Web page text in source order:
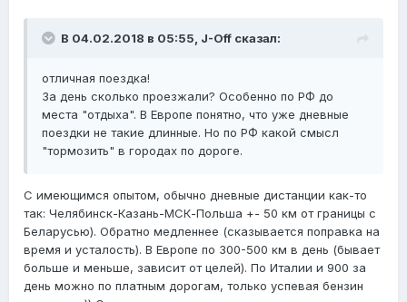
В 04.02.2018 в 05:55, J-Off сказал:
отличная поездка!
За день сколько проезжали? Особенно по РФ до
места "отдыха". В Европе понятно, что уже дневные
поездки не такие длинные. Но по РФ какой смысл
"тормозить" в городах по дороге.
С имеющимся опытом, обычно дневные дистанции как-то
так: Челябинск-Казань-МСК-Польша +- 50 км от границы с
Беларусью). Обратно медленнее (сказывается поправка на
время и усталость). В Европе по 300-500 км в день (бывает
больше и меньше, зависит от целей). По Италии и 900 за
день можно по платным дорогам, только успевая бензин